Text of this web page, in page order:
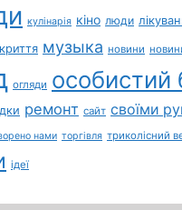
кулінарія кіно люди
музыка новини
огляди особистий
ремонт сайт своїми
нами торгівля триколісний
ідеї